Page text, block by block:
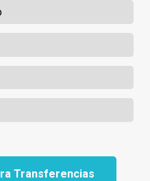
Transferencias